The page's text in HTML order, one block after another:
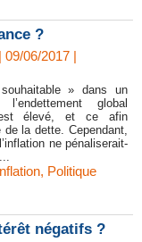
?
09/06/2017 |
» dans un
global
élevé, et ce afin
de la dette. Cependant,
ne pénaliserait-
, Politique
négatifs ?